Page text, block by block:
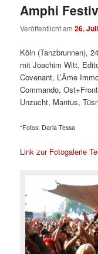
Amphi
Veröffentlicht am26.
Köln (Tanzbrunnen),
mit Joachim Witt,
Covenant, L’Âme
Commando,
Unzucht, Mantus,
*Fotos: Daria Tessa
Link zur Fotogalerie